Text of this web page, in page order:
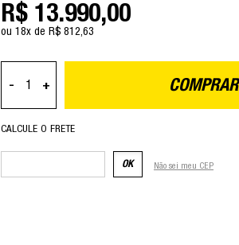
R$ 13.990,00
ou 18x de R$ 812,63
- + COMPRAR
CALCULE O FRETE
OK Não sei meu CEP